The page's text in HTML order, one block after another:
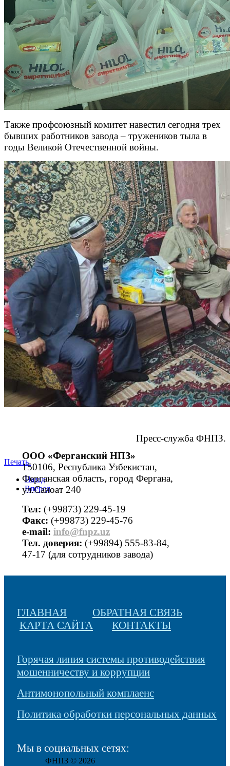
Также профсоюзный комитет навестил сегодня трех
бывших работников завода – тружеников тыла в
годы Великой Отечественной войны.
Пресс-служба ФНПЗ.
Печать
Назад
Вперед
ООО «Ферганский НПЗ»
150106, Республика Узбекистан,
Ферганская область, город Фергана,
ул.Саноат 240
Тел: (+99873) 229-45-19
Факс: (+99873) 229-45-76
е-mail: info@fnpz.uz
Тел. доверия: (+99894) 555-83-84,
47-17 (для сотрудников завода)
ГЛАВНАЯ
ОБРАТНАЯ СВЯЗЬ
КАРТА САЙТА
КОНТАКТЫ
Горячая линия системы противодействия
мошенничеству и коррупции
Антимонопольный комплаенс
Политика обработки персональных данных
Мы в социальных сетях:
ФНПЗ © 2026